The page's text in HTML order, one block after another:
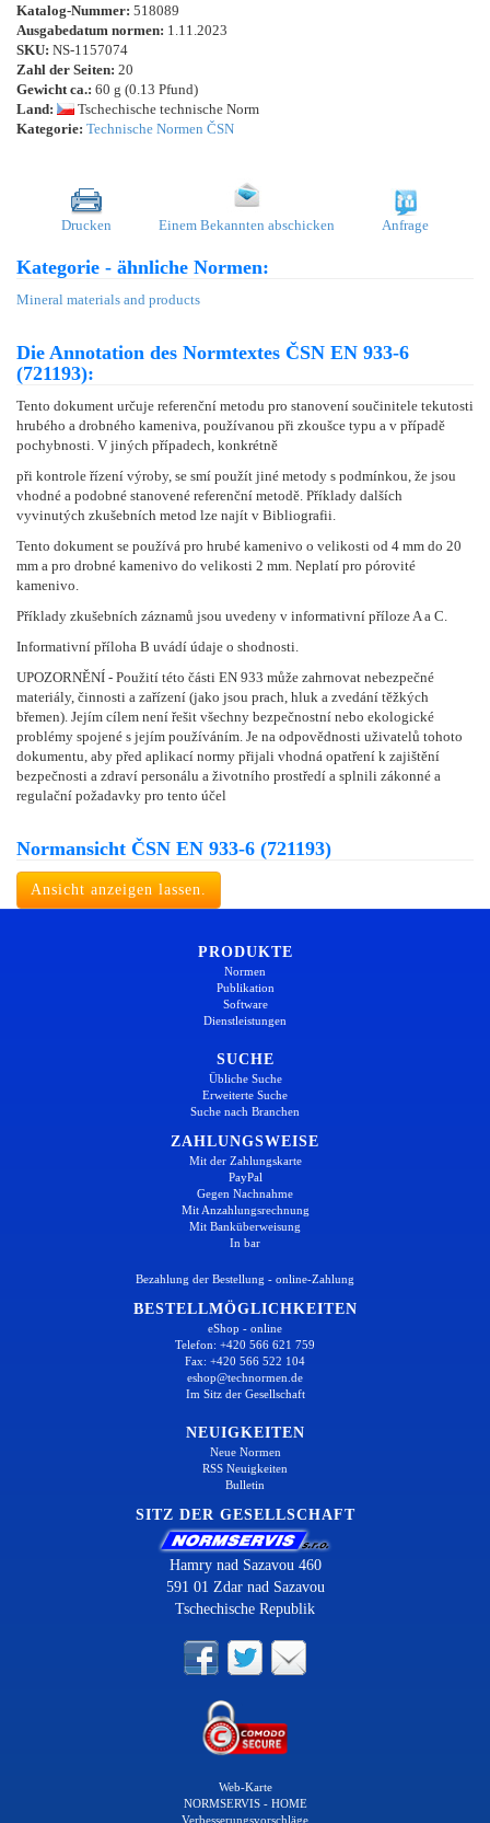
Katalog-Nummer: 518089
Ausgabedatum normen: 1.11.2023
SKU: NS-1157074
Zahl der Seiten: 20
Gewicht ca.: 60 g (0.13 Pfund)
Land:
Tschechische technische Norm
Kategorie: Technische Normen ČSN
Drucken Einem Bekannten abschicken Anfrage
Kategorie - ähnliche Normen:
Mineral materials and products
Die Annotation des Normtextes ČSN EN 933-6
(721193):
Tento dokument určuje referenční metodu pro stanovení součinitele tekutosti
hrubého a drobného kameniva, používanou při zkoušce typu a v případě
pochybnosti. V jiných případech, konkrétně
při kontrole řízení výroby, se smí použít jiné metody s podmínkou, že jsou
vhodné a podobné stanovené referenční metodě. Příklady dalších
vyvinutých zkušebních metod lze najít v Bibliografii.
Tento dokument se používá pro hrubé kamenivo o velikosti od 4 mm do 20
mm a pro drobné kamenivo do velikosti 2 mm. Neplatí pro pórovité
kamenivo.
Příklady zkušebních záznamů jsou uvedeny v informativní příloze A a C.
Informativní příloha B uvádí údaje o shodnosti.
UPOZORNĚNÍ - Použití této části EN 933 může zahrnovat nebezpečné
materiály, činnosti a zařízení (jako jsou prach, hluk a zvedání těžkých
břemen). Jejím cílem není řešit všechny bezpečnostní nebo ekologické
problémy spojené s jejím používáním. Je na odpovědnosti uživatelů tohoto
dokumentu, aby před aplikací normy přijali vhodná opatření k zajištění
bezpečnosti a zdraví personálu a životního prostředí a splnili zákonné a
regulační požadavky pro tento účel
Normansicht ČSN EN 933-6 (721193)
Ansicht anzeigen lassen.
PRODUKTE
Normen
Publikation
Software
Dienstleistungen
SUCHE
Übliche Suche
Erweiterte Suche
Suche nach Branchen
ZAHLUNGSWEISE
Mit der Zahlungskarte
PayPal
Gegen Nachnahme
Mit Anzahlungsrechnung
Mit Banküberweisung
In bar
Bezahlung der Bestellung - online-Zahlung
BESTELLMÖGLICHKEITEN
eShop - online
Telefon: +420 566 621 759
Fax: +420 566 522 104
eshop@technormen.de
Im Sitz der Gesellschaft
NEUIGKEITEN
Neue Normen
RSS Neuigkeiten
Bulletin
SITZ DER GESELLSCHAFT
Hamry nad Sazavou 460
591 01 Zdar nad Sazavou
Tschechische Republik
Web-Karte
NORMSERVIS - HOME
Verbesserungsvorschläge